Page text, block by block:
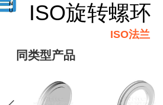
ISO旋转螺环
ISO法兰
同类型产品